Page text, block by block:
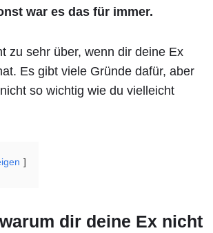
war es das für immer.
zu sehr über, wenn dir deine Ex
Es gibt viele Gründe dafür, aber
so wichtig wie du vielleicht
dir deine Ex nicht